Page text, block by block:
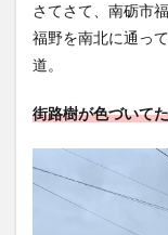
さてさて、南砺市
福野を南北に通っ
道。
街路樹が色づいて